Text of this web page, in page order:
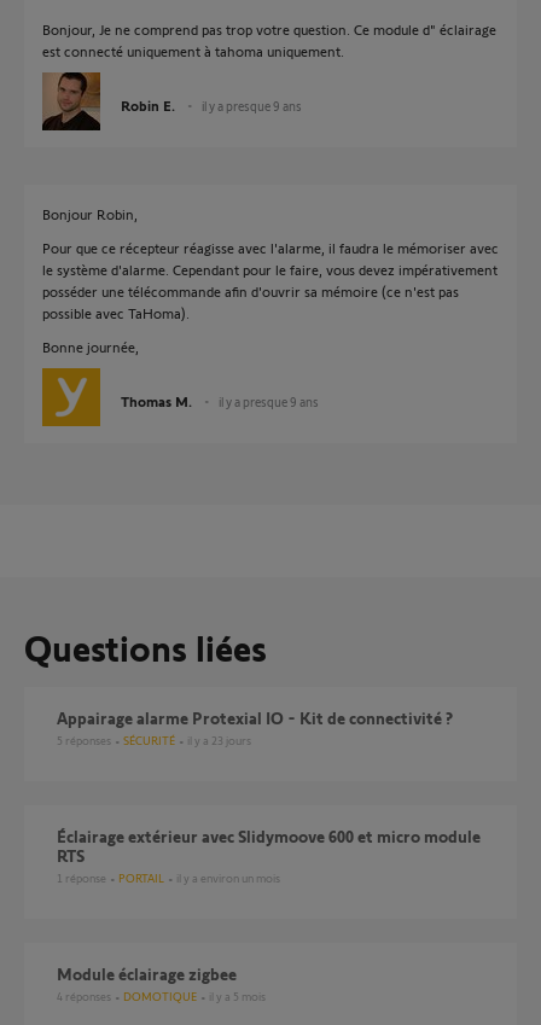
Bonjour, Je ne comprend pas trop votre question. Ce module d" éclairage
est connecté uniquement à tahoma uniquement.
Robin E. il y a presque 9 ans
Bonjour Robin,
Pour que ce récepteur réagisse avec l'alarme, il faudra le mémoriser avec
le système d'alarme. Cependant pour le faire, vous devez impérativement
posséder une télécommande afin d'ouvrir sa mémoire (ce n'est pas
possible avec TaHoma).
Bonne journée,
Thomas M. il y a presque 9 ans
Questions liées
Appairage alarme Protexial IO - Kit de connectivité ?
5 réponses SÉCURITÉ il y a 23 jours
Éclairage extérieur avec Slidymoove 600 et micro module
RTS
1 réponse PORTAIL il y a environ un mois
Module éclairage zigbee
4 réponses DOMOTIQUE il y a 5 mois